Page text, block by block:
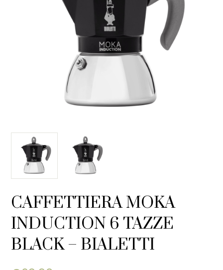
CAFFETTIERA MOKA
INDUCTION 6 TAZZE
BLACK – BIALETTI